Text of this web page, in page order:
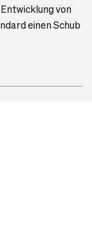
von
einen Schub